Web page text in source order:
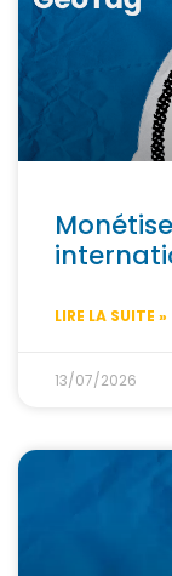
LIRE LA SUITE »
13/07/2026